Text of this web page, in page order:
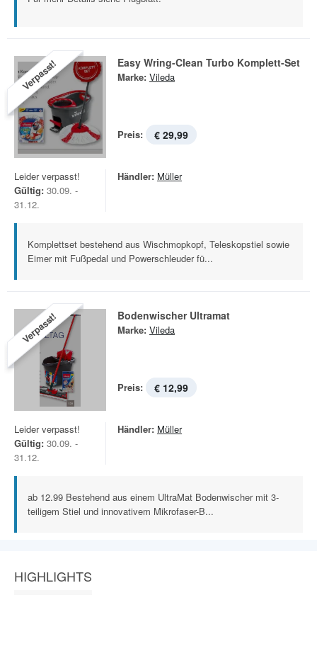
Verpasst! Easy Wring-Clean Turbo Komplett-Set
Marke: Vileda
Preis: € 29,99
Leider verpasst!
Gültig: 30.09. -
31.12.
Händler: Müller
Komplettset bestehend aus Wischmopkopf, Teleskopstiel sowie
Eimer mit Fußpedal und Powerschleuder fü...
Verpasst! Bodenwischer Ultramat
Marke: Vileda
Preis: € 12,99
Leider verpasst!
Gültig: 30.09. -
31.12.
Händler: Müller
ab 12.99 Bestehend aus einem UltraMat Bodenwischer mit 3-
teiligem Stiel und innovativem Mikrofaser-B...
HIGHLIGHTS